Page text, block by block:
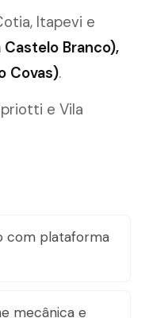
Itapevi e
Branco),
Covas).
e Vila
com plataforma
mecânica e